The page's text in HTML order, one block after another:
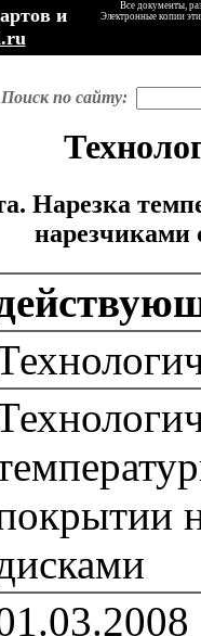
и
Все документы,
Электронные копии
Поиск по сайту:
Нарезка